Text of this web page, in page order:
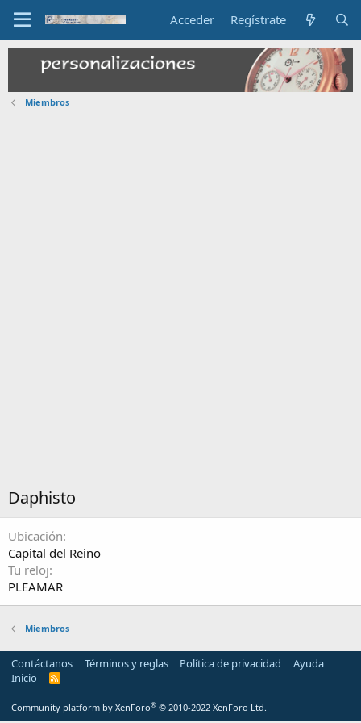
Acceder Regístrate
Miembros
Daphisto
Ubicación
Capital del Reino
Tu reloj
PLEAMAR
Miembros
Contáctanos Términos y reglas Política de privacidad
Ayuda
Inicio
R
S
Community platform by XenForo® © 2010-2022 XenForo Ltd.